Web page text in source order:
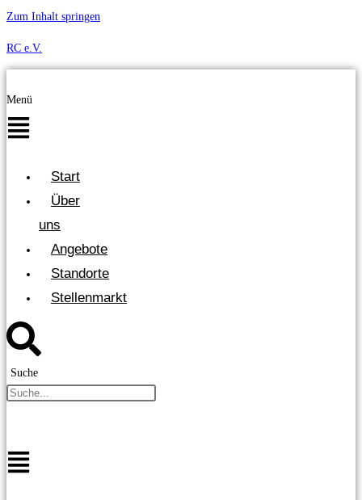
Zum Inhalt springen
RC e.V.
Menü
Start
Über
uns
Angebote
Standorte
Stellenmarkt
Suche